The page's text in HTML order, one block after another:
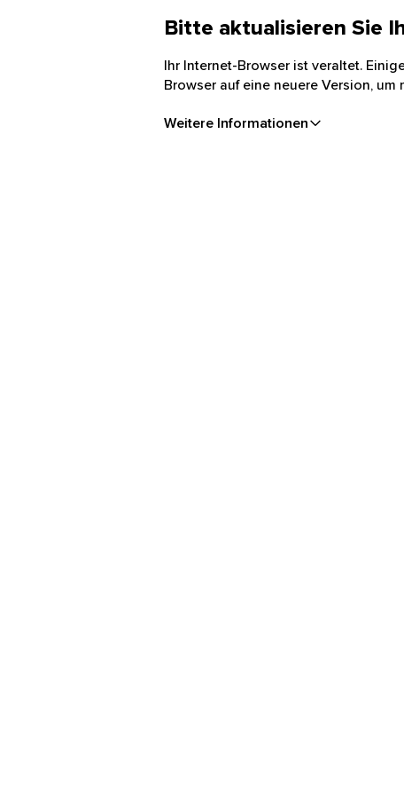
Bitte aktualisieren Sie
Ihr Internet-Browser ist veraltet.
Browser auf eine neuere Version,
Weitere Informationen